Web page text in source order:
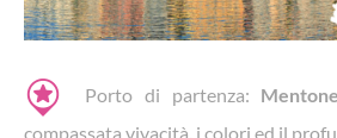
Porto di partenza: Mentone
compassata vivacità, i colori ed il